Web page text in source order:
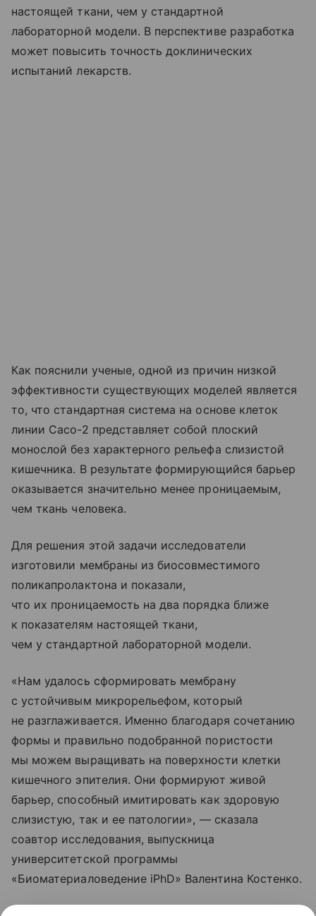
настоящей ткани, чем у стандартной
лабораторной модели. В перспективе разработка
может повысить точность доклинических
испытаний лекарств.
Как пояснили ученые, одной из причин низкой
эффективности существующих моделей является
то, что стандартная система на основе клеток
линии Caco-2 представляет собой плоский
монослой без характерного рельефа слизистой
кишечника. В результате формирующийся барьер
оказывается значительно менее проницаемым,
чем ткань человека.
Для решения этой задачи исследователи
изготовили мембраны из биосовместимого
поликапролактона и показали,
что их проницаемость на два порядка ближе
к показателям настоящей ткани,
чем у стандартной лабораторной модели.
«Нам удалось сформировать мембрану
с устойчивым микрорельефом, который
не разглаживается. Именно благодаря сочетанию
формы и правильно подобранной пористости
мы можем выращивать на поверхности клетки
кишечного эпителия. Они формируют живой
барьер, способный имитировать как здоровую
слизистую, так и ее патологии», — сказала
соавтор исследования, выпускница
университетской программы
«Биоматериаловедение iPhD» Валентина Костенко.